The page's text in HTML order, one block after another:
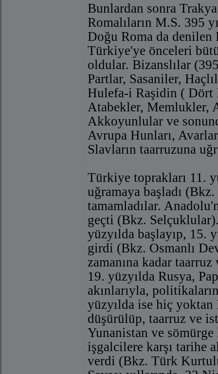
Bunlardan sonra
Romalıların M.S. 395
Doğu Roma da denilen
Türkiye'ye önceleri
oldular. Bizanslılar
Partlar, Sasaniler,
Hulefa-i Raşidin ( Dört
Atabekler, Memlukler,
Akkoyunlular ve
Avrupa Hunları,
Slavların taarruzuna
Türkiye toprakları 11.
uğramaya başladı
tamamladılar.
geçti (Bkz.
yüzyılda başlayıp, 15.
girdi (Bkz. Osmanlı
zamanına kadar
19. yüzyılda Rusya,
akınlarıyla,
yüzyılda ise hiç yoktan
düşürülüp, taarruz ve
Yunanistan ve
işgalcilere karşı tarihe
verdi (Bkz. Türk